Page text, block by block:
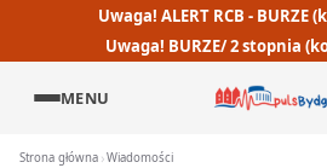
Uwaga! ALERT RCB - BURZE
Uwaga! BURZE/ 2 stopnia
MENU
Strona główna Wiadomości